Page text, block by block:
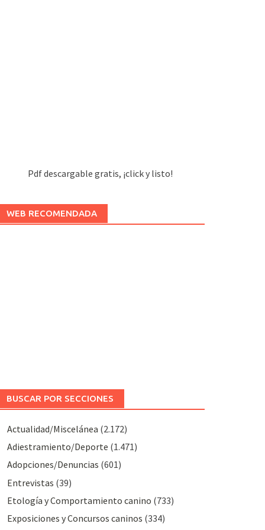
Pdf descargable gratis, ¡click y listo!
WEB RECOMENDADA
BUSCAR POR SECCIONES
Actualidad/Miscelánea (2.172)
Adiestramiento/Deporte (1.471)
Adopciones/Denuncias (601)
Entrevistas (39)
Etología y Comportamiento canino (733)
Exposiciones y Concursos caninos (334)